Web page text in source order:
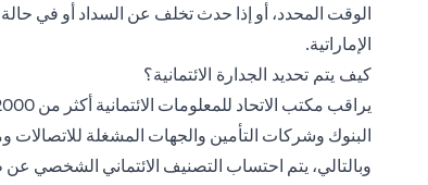
الوقت المحدد، أو إذا حدث تخلف عن السداد أو في
الإماراتية.
كيف يتم تحديد الجدارة الائتمانية؟
البنوك وشركات التأمين والجهات المشغلة للاتصالات
وبالتالي، يتم احتساب التصنيف الائتماني الشخصي عن